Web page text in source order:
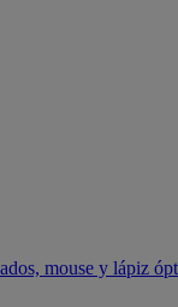
mouse y lápiz